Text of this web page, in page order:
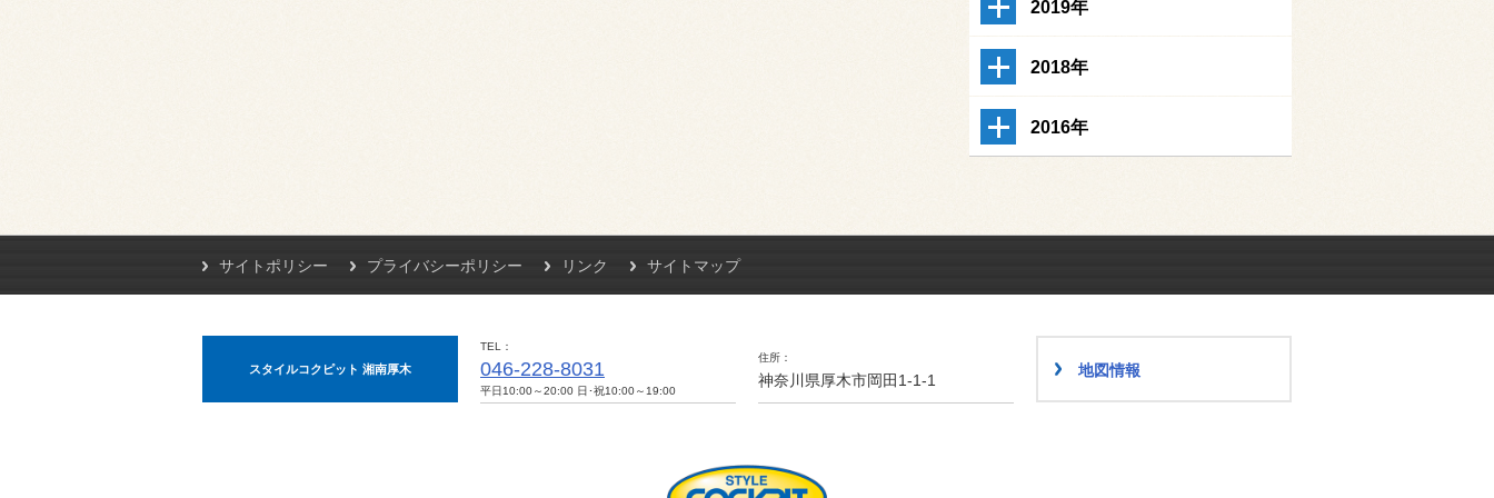
2019年
2018年
2016年
サイトポリシー プライバシーポリシー リンク サイトマップ
スタイルコクピット 湘南厚木
TEL
046-228-8031
平日10:00～20:00 日･祝10:00～19:00
住所
神奈川県厚木市岡田1-1-1
地図情報